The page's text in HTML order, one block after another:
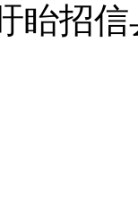
眙招